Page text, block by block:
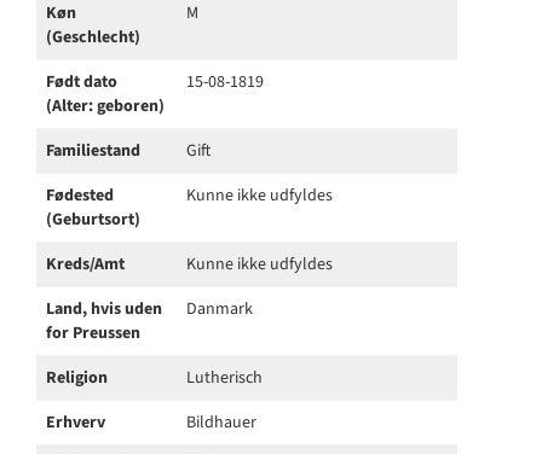
Køn
(Geschlecht)
M
Født dato
(Alter: geboren)
15-08-1819
Familiestand
Gift
Fødested
(Geburtsort)
Kunne ikke udfyldes
Kreds/Amt
Kunne ikke udfyldes
Land, hvis uden
for Preussen
Danmark
Religion
Lutherisch
Erhverv
Bildhauer